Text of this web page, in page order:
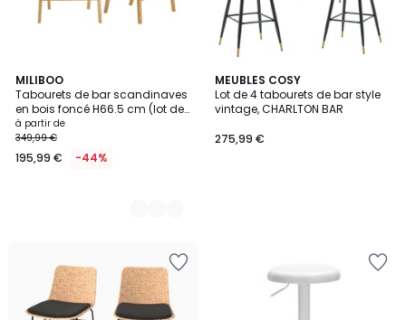
MILIBOO
Tabourets de bar scandinaves
en bois foncé H66.5 cm (lot de
2) BAHIA
à partir de
349,99 €
195,99 € -44%
3
Couleurs
MEUBLES COSY
Lot de 4 tabourets de bar style
vintage, CHARLTON BAR
275,99 €